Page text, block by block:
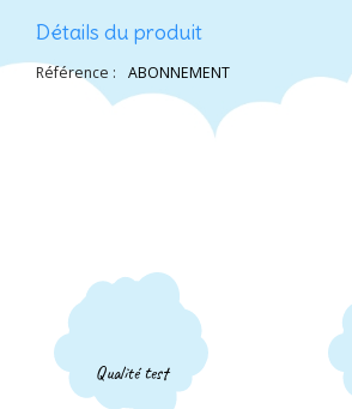
Détails du produit
Référence : ABONNEMENT
Qualité test